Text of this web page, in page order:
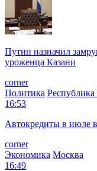
Путин назначил
уроженца Казани
corner
Политика Республика
16:53
Автокредиты в июле
corner
Экономика Москва
16:49